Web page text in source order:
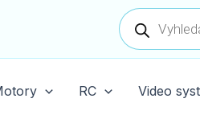
Products
search
RC Video